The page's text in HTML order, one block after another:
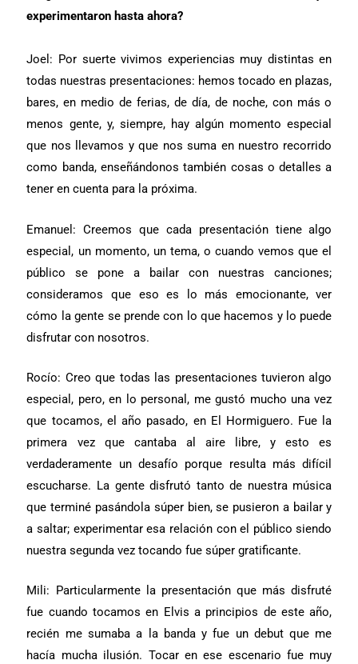
experimentaron hasta ahora?
Joel: Por suerte vivimos experiencias muy distintas en
todas nuestras presentaciones: hemos tocado en plazas,
bares, en medio de ferias, de día, de noche, con más o
menos gente, y, siempre, hay algún momento especial
que nos llevamos y que nos suma en nuestro recorrido
como banda, enseñándonos también cosas o detalles a
tener en cuenta para la próxima.
Emanuel: Creemos que cada presentación tiene algo
especial, un momento, un tema, o cuando vemos que el
público se pone a bailar con nuestras canciones;
consideramos que eso es lo más emocionante, ver
cómo la gente se prende con lo que hacemos y lo puede
disfrutar con nosotros.
Rocío: Creo que todas las presentaciones tuvieron algo
especial, pero, en lo personal, me gustó mucho una vez
que tocamos, el año pasado, en El Hormiguero. Fue la
primera vez que cantaba al aire libre, y esto es
verdaderamente un desafío porque resulta más difícil
escucharse. La gente disfrutó tanto de nuestra música
que terminé pasándola súper bien, se pusieron a bailar y
a saltar; experimentar esa relación con el público siendo
nuestra segunda vez tocando fue súper gratificante.
Mili: Particularmente la presentación que más disfruté
fue cuando tocamos en Elvis a principios de este año,
recién me sumaba a la banda y fue un debut que me
hacía mucha ilusión. Tocar en ese escenario fue muy